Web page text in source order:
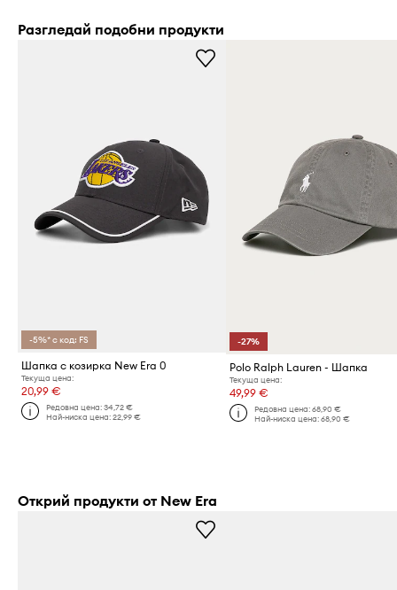
Разгледай подобни продукти
-5%* с код: FS
Шапка с козирка New Era 0
Текуща цена:
20,99 €
Редовна цена:34,72 €
Най-ниска цена:22,99 €
-27%
Polo Ralph Lauren - Шапка
Текуща цена:
49,99 €
Редовна цена: 68,90 €
Най-ниска цена: 68,90 €
Открий продукти от New Era